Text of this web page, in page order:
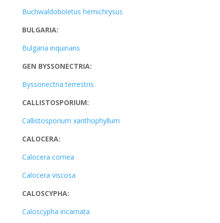
Buchwaldoboletus hemichrysus
BULGARIA:
Bulgaria inquinans
GEN BYSSONECTRIA:
Byssonectria terrestris
CALLISTOSPORIUM:
Callistosporium xanthophyllum
CALOCERA:
Calocera cornea
Calocera viscosa
CALOSCYPHA:
Caloscypha incarnata